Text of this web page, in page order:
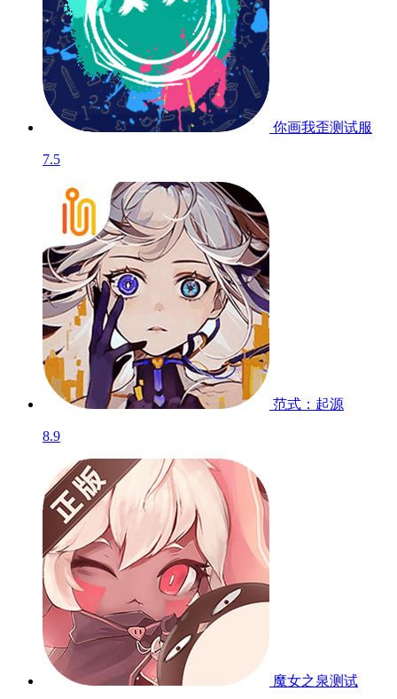
你画我歪测试服
7.5
范式：起源
8.9
魔女之泉测试